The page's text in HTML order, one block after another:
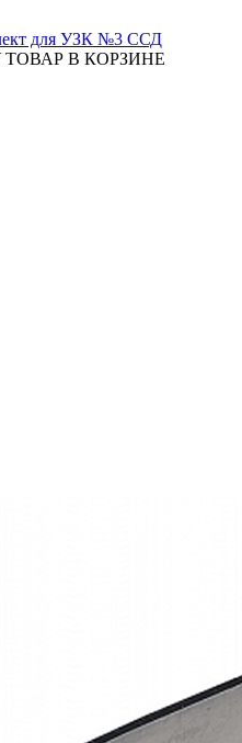
для УЗК №3 ССД
ТОВАР В КОРЗИНЕ